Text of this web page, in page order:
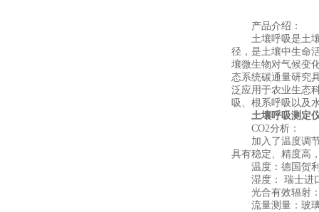
产品介绍：
土壤呼吸是土壤
径，是土壤中生命
壤微生物对气候变
态系统碳通量研究
泛应用于农业生态
吸、根系呼吸以及
土壤呼吸测定
CO2分析：
加入了温度调节
具有稳定、精度高
温度：德国贺利
湿度： 瑞士进口
光合有效辐射：
流量测量：玻璃